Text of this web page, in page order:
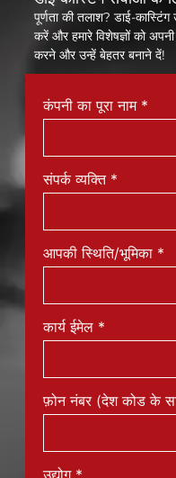
डाई कास्टिंग सेवाओं के
पूर्णता की तलाश? डाई-कास्टिंग
करें और हमारे विशेषज्ञों को अपनी
करने और उन्हें बेहतर बनाने दें!